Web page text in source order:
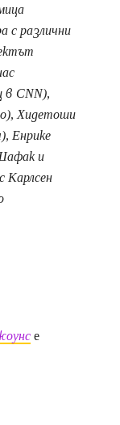
с различни
в CNN),
Хидетоши
Енрике
и
Карлсен
е